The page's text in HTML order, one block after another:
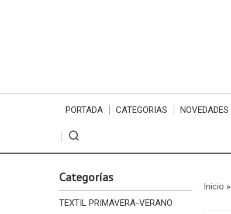
PORTADA CATEGORIAS NOVEDADES
Categorías
TEXTIL PRIMAVERA-VERANO
Inicio »